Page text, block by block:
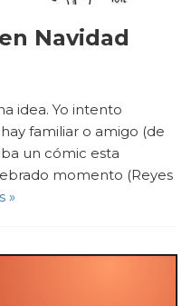
Navidad
idea. Yo intento
familiar o amigo (de
un cómic esta
momento (Reyes
»